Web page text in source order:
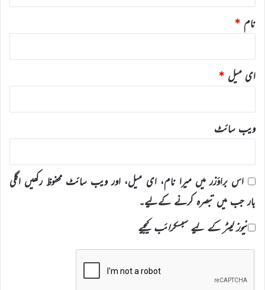
نام *
ای میل *
ویب‌ سائٹ
اس براؤزر میں میرا نام، ای میل، اور ویب سائٹ محفوظ رکھیں اگلی
بار جب میں تبصرہ کرنے کےلیے۔
نیوز لیٹر کے لیے سبسکرائب کیجیے